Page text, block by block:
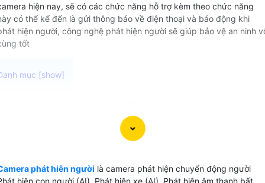
hiện nay, sẽ có các chức năng hỗ trợ kèm theo chức năng
có thể kể đến là gửi thông báo về điện thoại và báo động khi
hiện người, công nghệ phát hiện người sẽ giúp bảo vệ an ninh
tốt
bộ phận của hãng có thể nhận biết giúp bạn giám sát
bảo vệ an ninh cho gia đình và doanh nghiệp của mình
ảnh, ghi hình, gửi cảnh báo đến điện thoại đồng thời
báo tại chỗ
phát hiên người là camera phát hiện chuyển động người
hiện con người (AI), Phát hiện xe (AI), Phát hiện âm thanh bất